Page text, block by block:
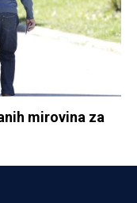
mirovina za